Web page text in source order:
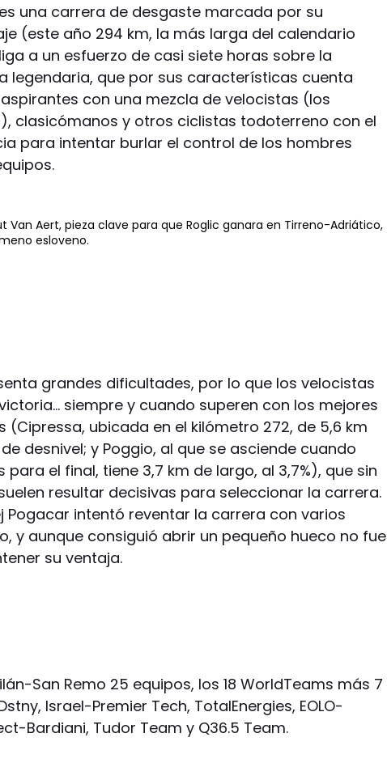
una carrera de desgaste marcada por su
(este año 294 km, la más larga del calendario
a un esfuerzo de casi siete horas sobre la
legendaria, que por sus características cuenta
con una mezcla de velocistas (los
clasicómanos y otros ciclistas todoterreno con el
para intentar burlar el control de los hombres
Van Aert, pieza clave para que Roglic ganara en Tirreno-Adriático,
esloveno.
grandes dificultades, por lo que los velocistas
siempre y cuando superen con los mejores
(Cipressa, ubicada en el kilómetro 272, de 5,6 km
de desnivel; y Poggio, al que se asciende cuando
el final, tiene 3,7 km de largo, al 3,7%), que sin
resultar decisivas para seleccionar la carrera.
Pogacar intentó reventar la carrera con varios
y aunque consiguió abrir un pequeño hueco no fue
su ventaja.
San Remo 25 equipos, los 18 WorldTeams más 7
Israel-Premier Tech, TotalEnergies, EOLO-
Bardiani, Tudor Team y Q36.5 Team.